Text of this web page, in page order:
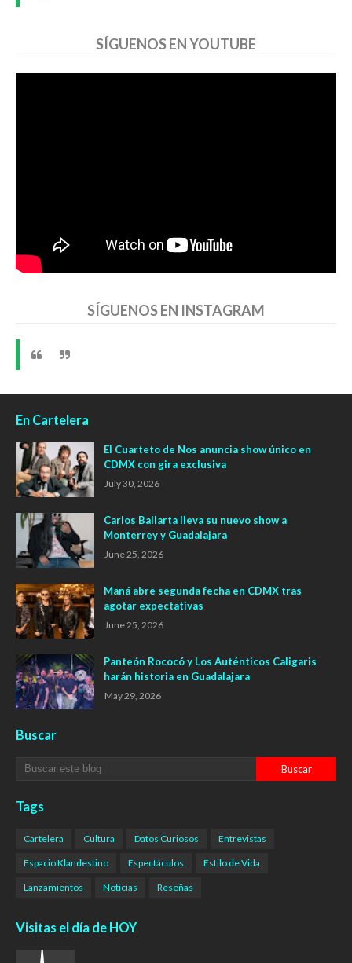
SÍGUENOS EN YOUTUBE
SÍGUENOS EN INSTAGRAM
En Cartelera
El Cuarteto de Nos anuncia show único en
CDMX con gira exclusiva
July 30, 2026
Carlos Ballarta lleva su nuevo show a
Monterrey y Guadalajara
June 25, 2026
Maná abre segunda fecha en CDMX tras
agotar expectativas
June 25, 2026
Panteón Rococó y Los Auténticos Caligaris
harán historia en Guadalajara
May 29, 2026
Buscar
Tags
Cartelera Cultura Datos Curiosos Entrevistas
Espacio Klandestino Espectáculos Estilo de Vida
Lanzamientos Noticias Reseñas
Visitas el día de HOY